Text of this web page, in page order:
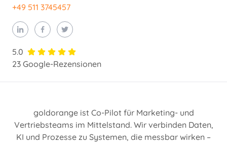
+49 511 3745457
5.0
23 Google-Rezensionen
goldorange ist Co-Pilot für Marketing- und
Vertriebsteams im Mittelstand. Wir verbinden Daten,
KI und Prozesse zu Systemen, die messbar wirken –